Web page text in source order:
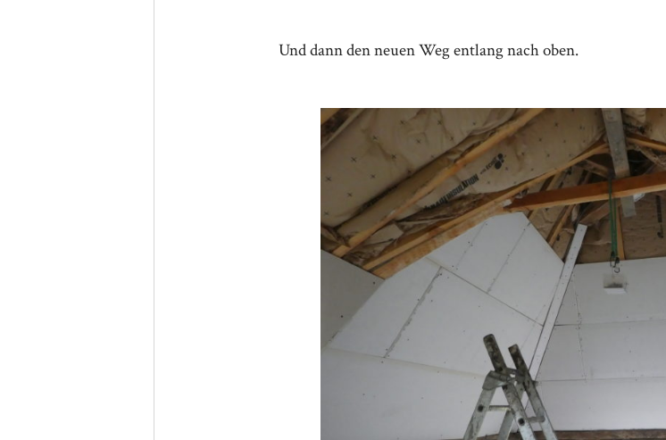
Und dann den neuen Weg entlang nach oben.